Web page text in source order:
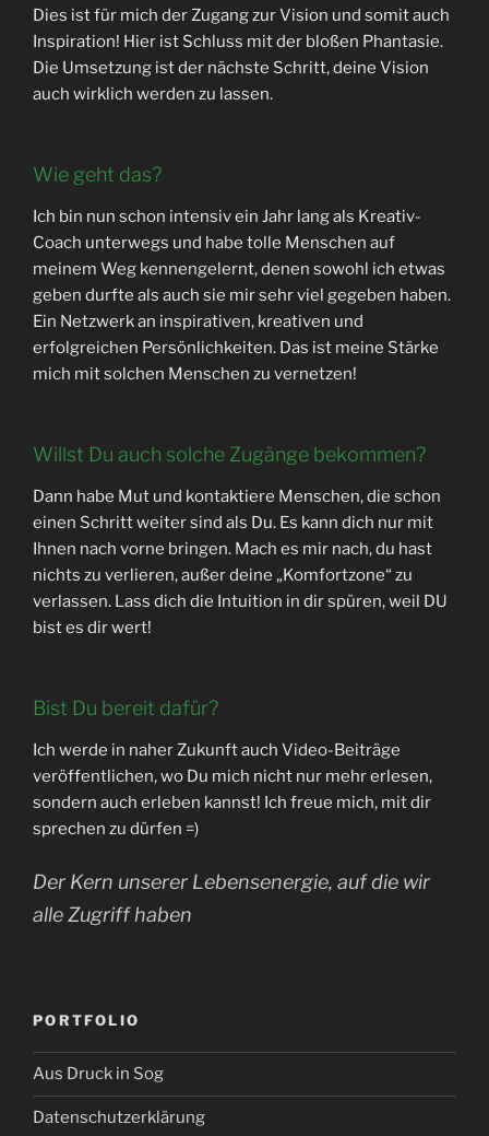
Dies ist für mich der Zugang zur Vision und somit auch
Inspiration! Hier ist Schluss mit der bloßen Phantasie.
Die Umsetzung ist der nächste Schritt, deine Vision
auch wirklich werden zu lassen.
Wie geht das?
Ich bin nun schon intensiv ein Jahr lang als Kreativ-
Coach unterwegs und habe tolle Menschen auf
meinem Weg kennengelernt, denen sowohl ich etwas
geben durfte als auch sie mir sehr viel gegeben haben.
Ein Netzwerk an inspirativen, kreativen und
erfolgreichen Persönlichkeiten. Das ist meine Stärke
mich mit solchen Menschen zu vernetzen!
Willst Du auch solche Zugänge bekommen?
Dann habe Mut und kontaktiere Menschen, die schon
einen Schritt weiter sind als Du. Es kann dich nur mit
Ihnen nach vorne bringen. Mach es mir nach, du hast
nichts zu verlieren, außer deine „Komfortzone“ zu
verlassen. Lass dich die Intuition in dir spüren, weil DU
bist es dir wert!
Bist Du bereit dafür?
Ich werde in naher Zukunft auch Video-Beiträge
veröffentlichen, wo Du mich nicht nur mehr erlesen,
sondern auch erleben kannst! Ich freue mich, mit dir
sprechen zu dürfen =)
Der Kern unserer Lebensenergie, auf die wir
alle Zugriff haben
PORTFOLIO
Aus Druck in Sog
Datenschutzerklärung